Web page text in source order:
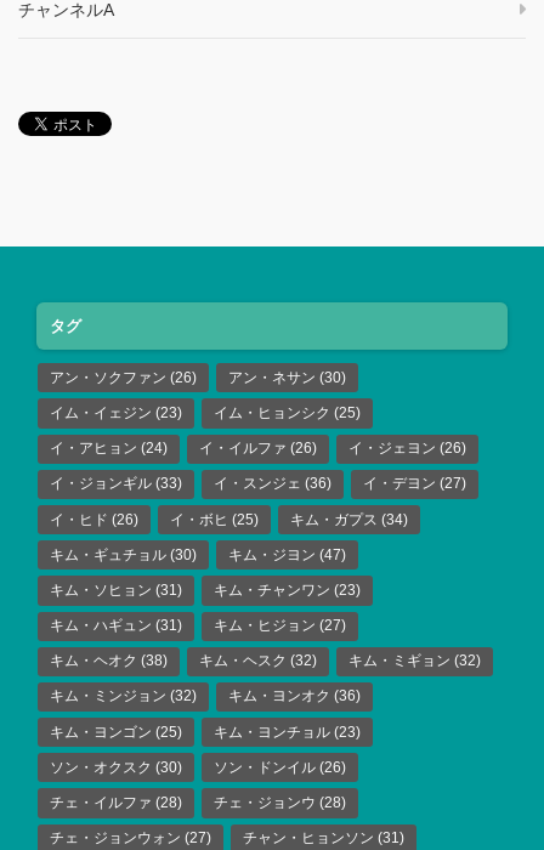
チャンネルA
タグ
アン・ソクファン (26) アン・ネサン (30)
イム・イェジン (23) イム・ヒョンシク (25)
イ・アヒョン (24) イ・イルファ (26) イ・ジェヨン (26)
イ・ジョンギル (33) イ・スンジェ (36) イ・デヨン (27)
イ・ヒド (26) イ・ボヒ (25) キム・ガプス (34)
キム・ギュチョル (30) キム・ジヨン (47)
キム・ソヒョン (31) キム・チャンワン (23)
キム・ハギュン (31) キム・ヒジョン (27)
キム・ヘオク (38) キム・ヘスク (32) キム・ミギョン (32)
キム・ミンジョン (32) キム・ヨンオク (36)
キム・ヨンゴン (25) キム・ヨンチョル (23)
ソン・オクスク (30) ソン・ドンイル (26)
チェ・イルファ (28) チェ・ジョンウ (28)
チェ・ジョンウォン (27) チャン・ヒョンソン (31)